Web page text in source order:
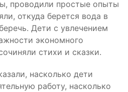
проводили простые опыты
откуда берется вода в
Дети с увлечением
экономного
стихи и сказки.
насколько дети
работу, насколько